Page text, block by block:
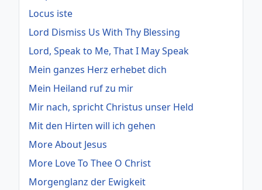
Locus iste
Lord Dismiss Us With Thy Blessing
Lord, Speak to Me, That I May Speak
Mein ganzes Herz erhebet dich
Mein Heiland ruf zu mir
Mir nach, spricht Christus unser Held
Mit den Hirten will ich gehen
More About Jesus
More Love To Thee O Christ
Morgenglanz der Ewigkeit